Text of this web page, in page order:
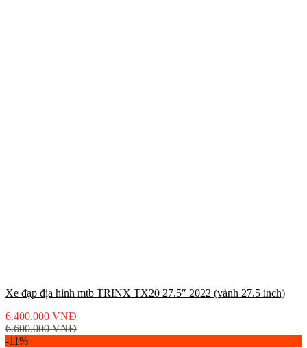
Xe đạp địa hình mtb TRINX TX20 27.5″ 2022 (vành 27.5 inch)
6.400.000 VNĐ
6.600.000VNĐ
-11%